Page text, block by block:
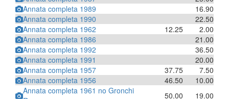
Annata completa 1989
16.90
Annata completa 1990
22.50
Annata completa 1962
12.25
2.00
Annata completa 1986
21.00
Annata completa 1992
36.50
Annata completa 1991
20.00
Annata completa 1957
37.75
7.50
Annata completa 1956
46.50
10.00
Annata completa 1961 no Gronchi
50.00
19.00